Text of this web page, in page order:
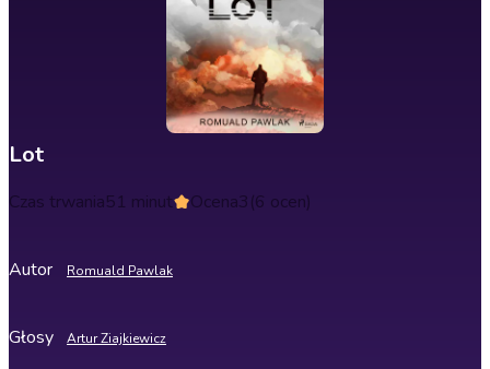
Lot
Czas trwania51 minut Ocena3(6 ocen)
Autor Romuald Pawlak
Głosy Artur Ziajkiewicz